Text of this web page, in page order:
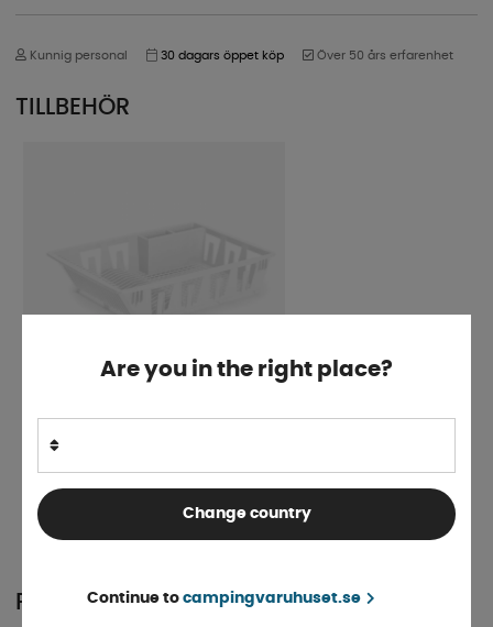
Kunnig personal 30 dagars öppet köp Över 50 års erfarenhet
TILLBEHÖR
77 kr KÖP!
POPULÄRT INOM
Are you in the right place?
Change country
Continue to campingvaruhuset.se